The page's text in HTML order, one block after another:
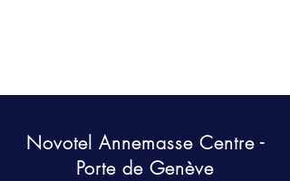
Novotel Annemasse Centre -
Porte de Genève